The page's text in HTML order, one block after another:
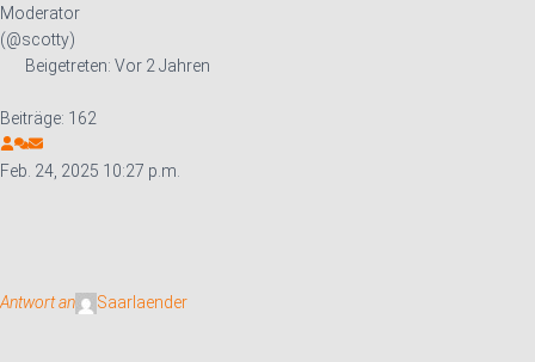
Moderator
(@scotty)
Beigetreten: Vor 2 Jahren
Beiträge: 162
Feb. 24, 2025 10:27 p.m.
Antwort an Saarlaender